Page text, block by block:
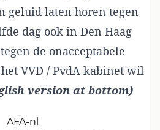
geluid laten horen tegen
dag ook in Den Haag
de onacceptabele
VVD / PvdA kabinet wil
version at bottom)
AFA-nl